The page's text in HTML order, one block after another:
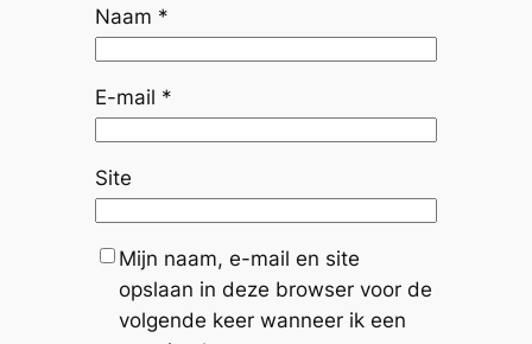
Naam *
E-mail *
Site
Mijn naam, e-mail en site
opslaan in deze browser voor de
volgende keer wanneer ik een